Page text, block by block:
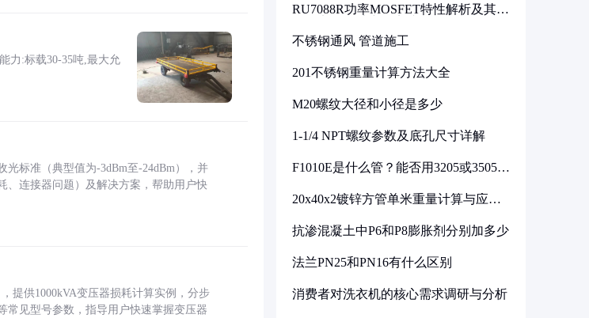
力:标载30-35吨,最大允
标准（典型值为-3dBm至-24dBm），并
、连接器问题）及解决方案，帮助用户快
提供1000kVA变压器损耗计算实例，分步
常见型号参数，指导用户快速掌握变压器
RU7088R功率MOSFET特性解析及其在
不锈钢通风 管道施工
201不锈钢重量计算方法大全
M20螺纹大径和小径是多少
1-1/4 NPT螺纹参数及底孔尺寸详解
F1010E是什么管？能否用3205或3505代
20x40x2镀锌方管单米重量计算与应用
抗渗混凝土中P6和P8膨胀剂分别加多少
法兰PN25和PN16有什么区别
消费者对洗衣机的核心需求调研与分析